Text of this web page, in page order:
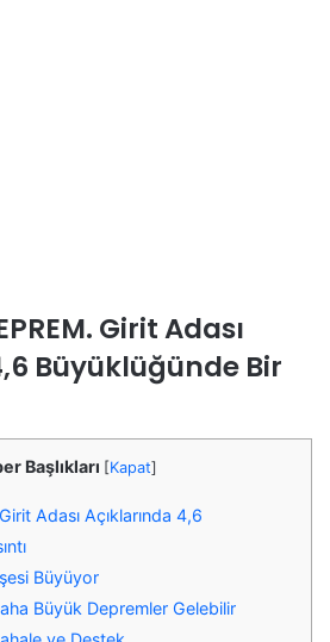
Girit Adası
Büyüklüğünde Bir
Başlıkları [Kapat]
Adası Açıklarında 4,6
Büyüyor
Büyük Depremler Gelebilir